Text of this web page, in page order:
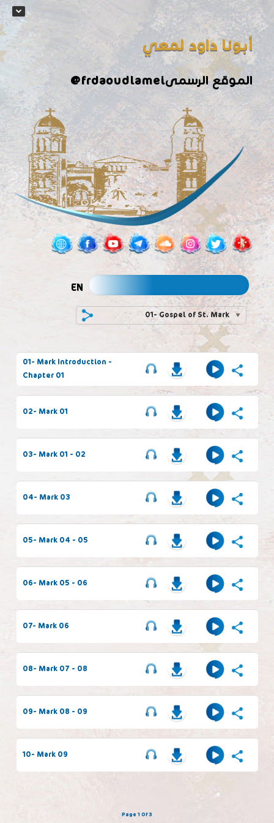
EN
أبونا داود لمعي
الموقع الرسمى@frdaoudlamei
01- Gospel of St. Mark
01- Mark Introduction -
Chapter 01
02- Mark 01
03- Mark 01 - 02
04- Mark 03
05- Mark 04 - 05
06- Mark 05 - 06
07- Mark 06
08- Mark 07 - 08
09- Mark 08 - 09
10- Mark 09
Page 1 Of 3